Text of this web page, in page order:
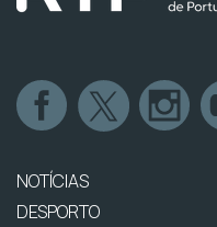
NOTÍCIAS
DESPORTO